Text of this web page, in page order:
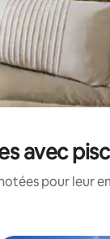
avec
pour leur